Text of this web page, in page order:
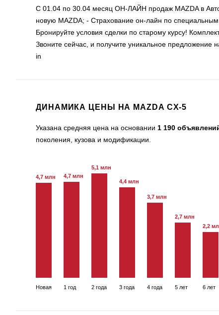
С 01.04 по 30.04 месяц ОН-ЛАЙН продаж MAZDA в
новую MAZDA; - Страхование он-лайн по
Бронируйте условия сделки по старому курсу!
Звоните сейчас, и получите уникальное предложение
in
ДИНАМИКА ЦЕНЫ НА MAZDA CX-5
Указана средняя цена на основании 1 190
поколения, кузова и модификации.
4,7 млн
Новая
4,7 млн
1 год
5,1 млн
2 года
4,4 млн
3 года
3,7 млн
4 года
2,7 млн
5 лет
2,2
6 лет